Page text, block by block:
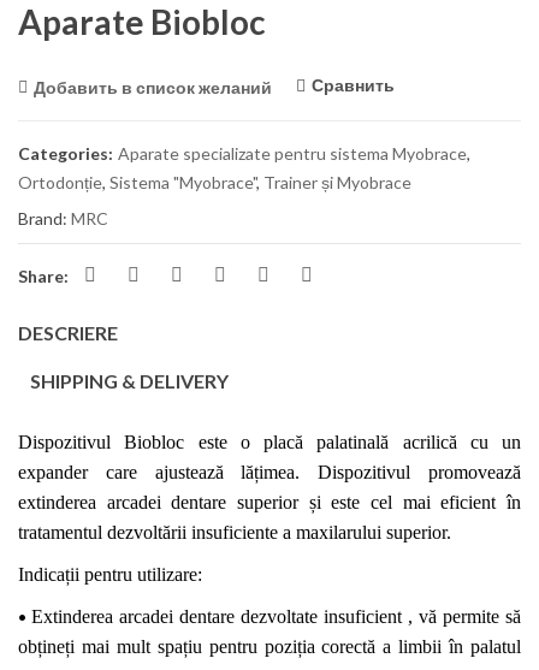
Aparate Biobloc
Добавить в список желаний Сравнить
Categories: Aparate specializate pentru sistema Myobrace,
Ortodonție, Sistema "Myobrace", Trainer și Myobrace
Brand: MRC
Share:
DESCRIERE
SHIPPING & DELIVERY
Dispozitivul Biobloc este o placăpalatinală acrilică cu un
expandercare ajustează lățimea. Dispozitivul promovează
extinderea arcadeidentare superior și este cel mai eficient în
tratamentul dezvoltării insuficiente a maxilarului superior.
Indicații pentru utilizare:
• Extinderea arcadei dentare dezvoltate insuficient , vă permite să
obțineți mai mult spațiu pentru poziția corectă a limbii în palatul